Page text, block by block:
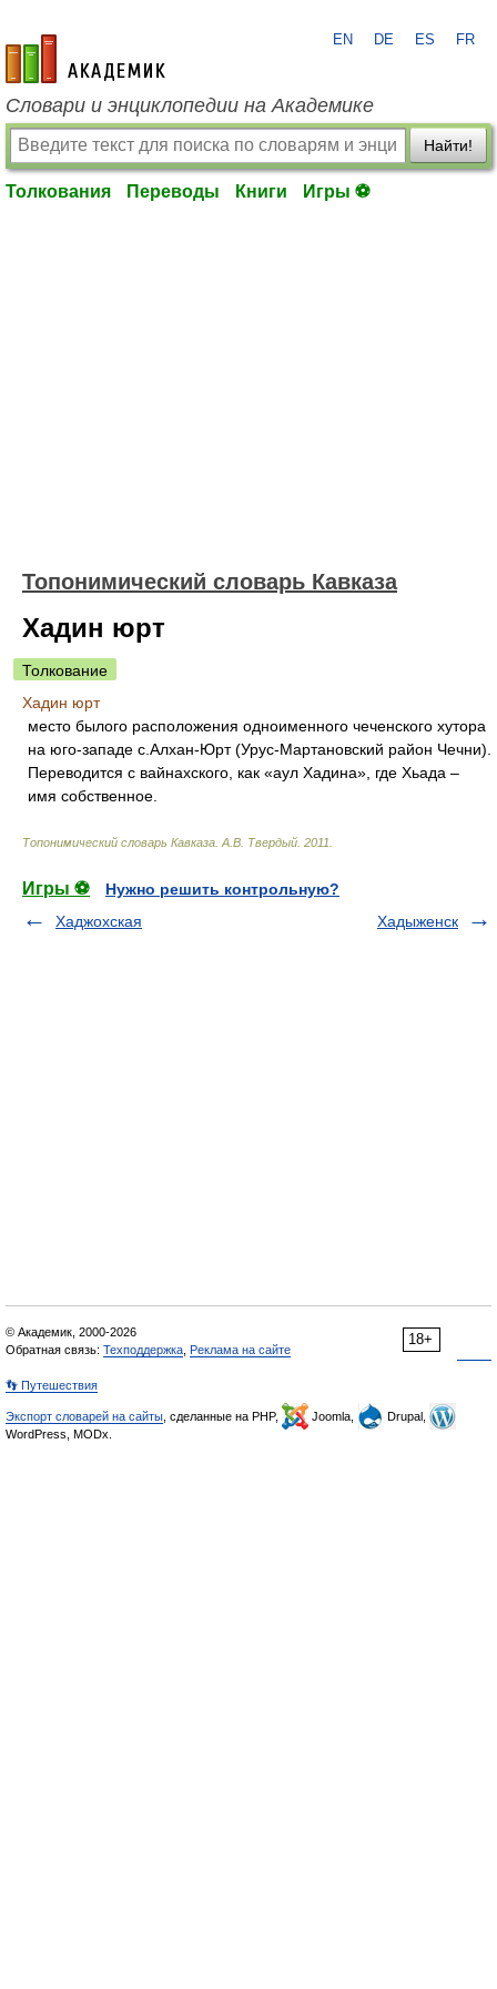
academic.ru
EN DE ES FR
Словари и энциклопедии на Академике
Найти!
Толкования Переводы Книги Игры ⚽
Топонимический словарь Кавказа
Хадин юрт
Толкование
Хадин юрт
место былого расположения одноименного чеченского хутора
на юго-западе с.Алхан-Юрт (Урус-Мартановский район Чечни).
Переводится с вайнахского, как «аул Хадина», где Хьада –
имя собственное.
Топонимический словарь Кавказа А.В. Твердый 2011
Игры ⚽
Нужно решить контрольную?
Хаджохская
Хадыженск
18+
© Академик, 2000-2026
Обратная связь: Техподдержка Реклама на сайте
👣 Путешествия
Экспорт словарей на сайты , сделанные на PHP, Joomla,
Drupal,
WordPress, MODx.